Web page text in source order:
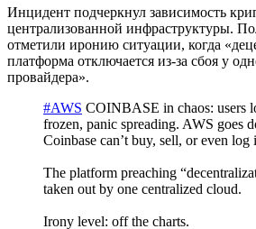
Инцидент подчеркнул зависимость
централизованной инфраструктуры.
отметили иронию ситуации, когда
платформа отключается из-за сбоя у
провайдера».
#AWS COINBASE in chaos: users
frozen, panic spreading. AWS goes
Coinbase can’t buy, sell, or even log
The platform preaching
taken out by one centralized cloud.
Irony level: off the charts.